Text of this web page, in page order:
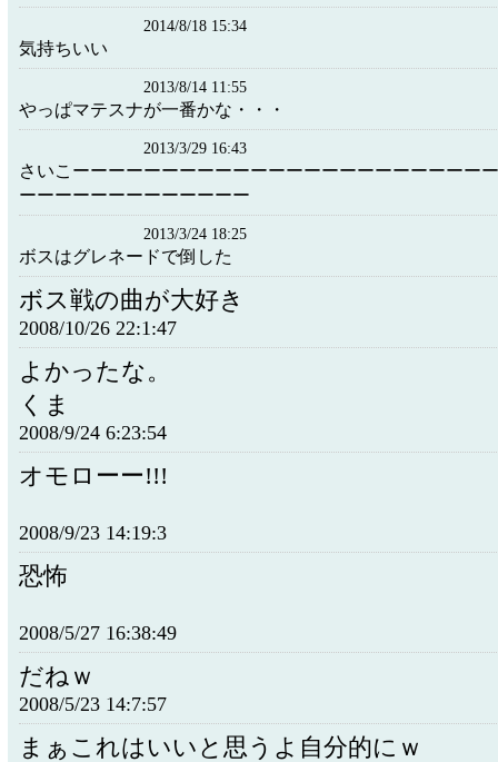
2014/8/18 15:34
気持ちいい
2013/8/14 11:55
やっぱマテスナが一番かな・・・
2013/3/29 16:43
さいこーーーーーーーーーーーーーーーーーーーーーーー
ーーーーーーーーーーーーー
2013/3/24 18:25
ボスはグレネードで倒した
ボス戦の曲が大好き
2008/10/26 22:1:47
よかったな。
くま
2008/9/24 6:23:54
オモローー!!!
2008/9/23 14:19:3
恐怖
2008/5/27 16:38:49
だねｗ
2008/5/23 14:7:57
まぁこれはいいと思うよ自分的にｗ